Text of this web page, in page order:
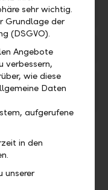
PDF
PDF
der LLB
ausgewählte
auch
sehr wichtig.
Grundlage der
(DSGVO).
Angebote
verbessern,
wie diese
Daten
aufgerufene
in den
unserer